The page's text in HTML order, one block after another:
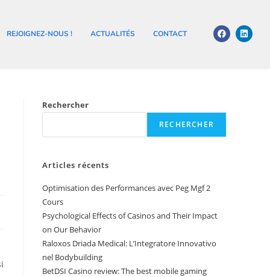
REJOIGNEZ-NOUS ! ACTUALITÉS CONTACT
Rechercher
RECHERCHER
Articles récents
Optimisation des Performances avec Peg Mgf 2
Cours
Psychological Effects of Casinos and Their Impact
on Our Behavior
Raloxos Driada Medical: L’Integratore Innovativo
nel Bodybuilding
BetDSI Casino review: The best mobile gaming